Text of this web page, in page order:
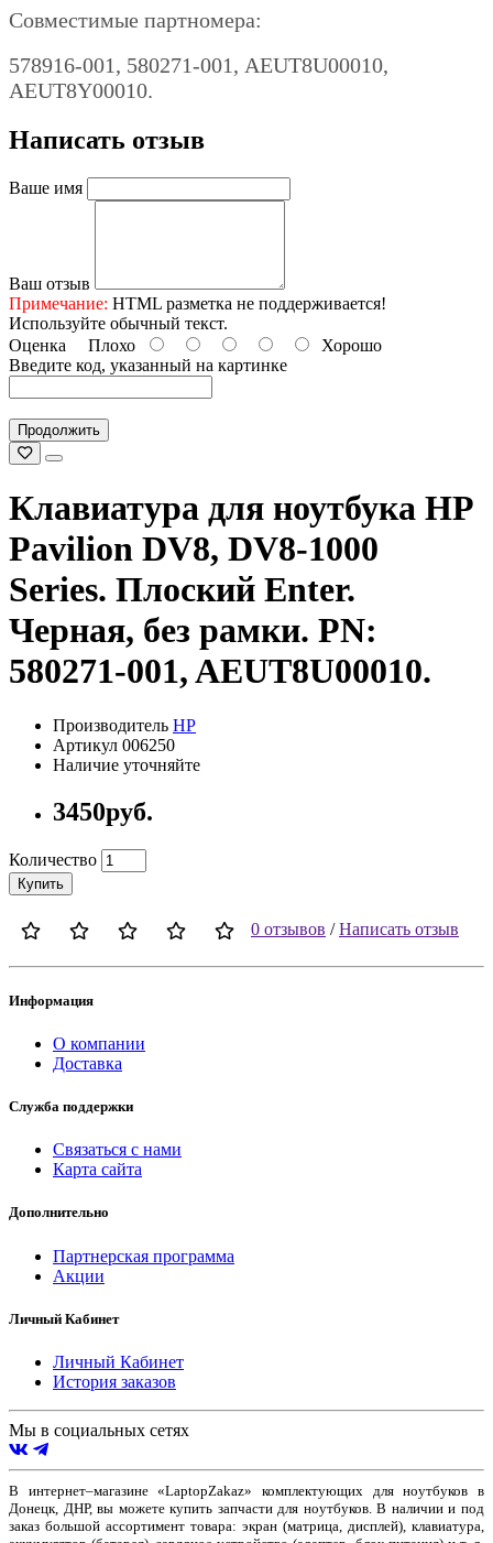
Совместимые партномера:
578916-001, 580271-001, AEUT8U00010,
AEUT8Y00010.
Написать отзыв
Ваше имя
Ваш отзыв
Примечание: HTML разметка не поддерживается!
Используйте обычный текст.
Оценка Плохо
Хорошо
Введите код, указанный на картинке
Продолжить
Клавиатура для ноутбука HP
Pavilion DV8, DV8-1000
Series. Плоский Enter.
Черная, без рамки. PN:
580271-001, AEUT8U00010.
Производитель HP
Артикул 006250
Наличие уточняйте
3450руб.
Количество
Купить
0 отзывов /Написать отзыв
Информация
О компании
Доставка
Служба поддержки
Связаться с нами
Карта сайта
Дополнительно
Партнерская программа
Акции
Личный Кабинет
Личный Кабинет
История заказов
Мы в социальных сетях
В интернет–магазине «LaptopZakaz» комплектующих для ноутбуков в
Донецк, ДНР, вы можете купить запчасти для ноутбуков. В наличии и под
заказ большой ассортимент товара: экран (матрица, дисплей), клавиатура,